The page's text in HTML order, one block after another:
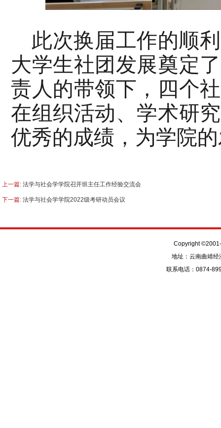
此次换届工作的顺
大学生社团发展奠定
责人的带领下，四个
在组织活动、学术研
优秀的成绩，为学院
上一篇: 法学与社会学学院召开班主任工作经验交流会
下一篇: 法学与社会学学院2022级考研动员会议
Copyright
地址：云南曲靖
联系电话：0874-